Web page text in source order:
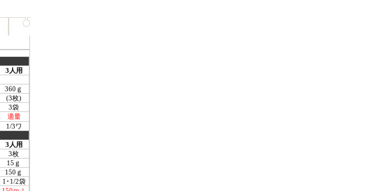
3人用
360ｇ
(3枚)
3袋
適量
1/3ワ
3人用
3枚
15ｇ
150ｇ
1･1/2袋